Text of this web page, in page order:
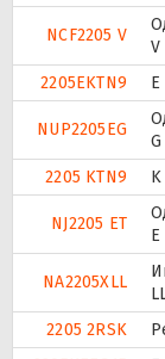
NCF2205 V
2205EKTN9
NUP2205EG
2205 KTN9
NJ2205 ET
NA2205XLL
2205 2RSK